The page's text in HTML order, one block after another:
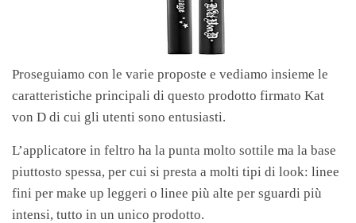
Proseguiamo con le varie proposte e vediamo insieme le
caratteristiche principali di questo prodotto firmato Kat
von D di cui gli utenti sono entusiasti.
L’applicatore in feltro ha la punta molto sottile ma la base
piuttosto spessa, per cui si presta a molti tipi di look: linee
fini per make up leggeri o linee più alte per sguardi più
intensi, tutto in un unico prodotto.